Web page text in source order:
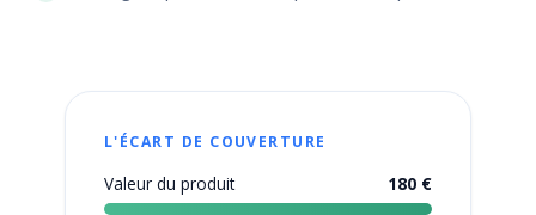
L'ÉCART DE COUVERTURE
Valeur du produit
180 €